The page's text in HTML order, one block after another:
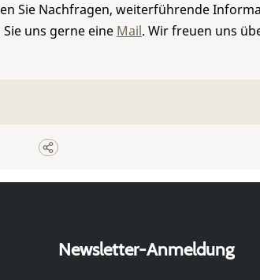
Sie Nachfragen, weiterführende
uns gerne eine Mail. Wir freuen uns
Newsletter-Anmeldung